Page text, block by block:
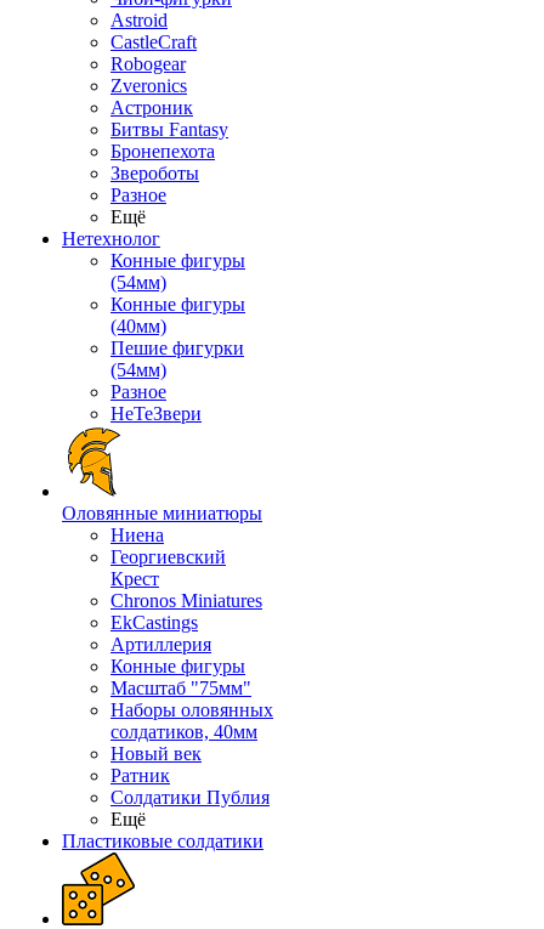
Astroid
CastleCraft
Robogear
Zveronics
Астроник
Битвы Fantasy
Бронепехота
Звероботы
Разное
Ещё
Нетехнолог
Конные фигуры
(54мм)
Конные фигуры
(40мм)
Пешие фигурки
(54мм)
Разное
НеТеЗвери
Оловянные миниатюры
Ниена
Георгиевский
Крест
Chronos Miniatures
EkCastings
Артиллерия
Конные фигуры
Масштаб "75мм"
Наборы оловянных
солдатиков, 40мм
Новый век
Ратник
Солдатики Публия
Ещё
Пластиковые солдатики